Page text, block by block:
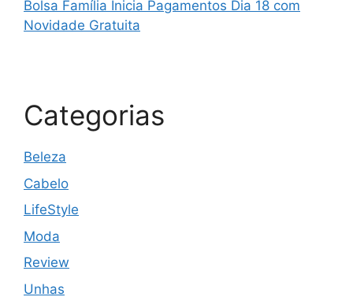
Bolsa Família Inicia Pagamentos Dia 18 com
Novidade Gratuita
Categorias
Beleza
Cabelo
LifeStyle
Moda
Review
Unhas